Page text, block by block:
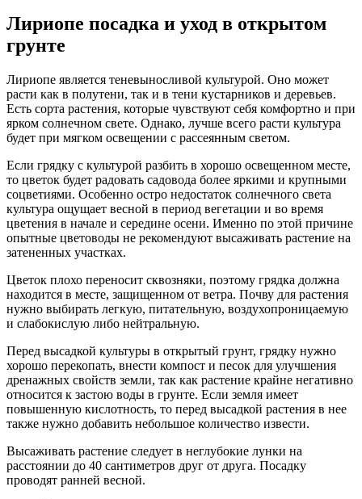
Лириопе посадка и уход в открытом
грунте
Лириопе является теневыносливой культурой. Оно может
расти как в полутени, так и в тени кустарников и деревьев.
Есть сорта растения, которые чувствуют себя комфортно и при
ярком солнечном свете. Однако, лучше всего расти культура
будет при мягком освещении с рассеянным светом.
Если грядку с культурой разбить в хорошо освещенном месте,
то цветок будет радовать садовода более яркими и крупными
соцветиями. Особенно остро недостаток солнечного света
культура ощущает весной в период вегетации и во время
цветения в начале и середине осени. Именно по этой причине
опытные цветоводы не рекомендуют высаживать растение на
затененных участках.
Цветок плохо переносит сквозняки, поэтому грядка должна
находится в месте, защищенном от ветра. Почву для растения
нужно выбирать легкую, питательную, воздухопроницаемую
и слабокислую либо нейтральную.
Перед высадкой культуры в открытый грунт, грядку нужно
хорошо перекопать, внести компост и песок для улучшения
дренажных свойств земли, так как растение крайне негативно
относится к застою воды в грунте. Если земля имеет
повышенную кислотность, то перед высадкой растения в нее
также нужно добавить небольшое количество извести.
Высаживать растение следует в неглубокие лунки на
расстоянии до 40 сантиметров друг от друга. Посадку
проводят ранней весной.